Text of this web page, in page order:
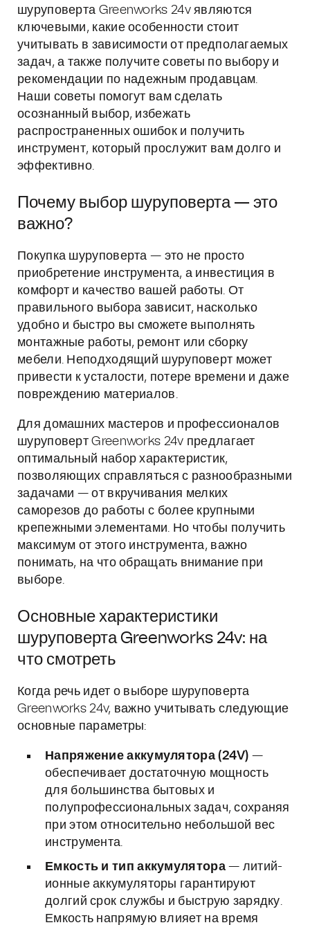
шуруповерта Greenworks 24v являются
ключевыми, какие особенности стоит
учитывать в зависимости от предполагаемых
задач, а также получите советы по выбору и
рекомендации по надежным продавцам.
Наши советы помогут вам сделать
осознанный выбор, избежать
распространенных ошибок и получить
инструмент, который прослужит вам долго и
эффективно.
Почему выбор шуруповерта — это
важно?
Покупка шуруповерта — это не просто
приобретение инструмента, а инвестиция в
комфорт и качество вашей работы. От
правильного выбора зависит, насколько
удобно и быстро вы сможете выполнять
монтажные работы, ремонт или сборку
мебели. Неподходящий шуруповерт может
привести к усталости, потере времени и даже
повреждению материалов.
Для домашних мастеров и профессионалов
шуруповерт Greenworks 24v предлагает
оптимальный набор характеристик,
позволяющих справляться с разнообразными
задачами — от вкручивания мелких
саморезов до работы с более крупными
крепежными элементами. Но чтобы получить
максимум от этого инструмента, важно
понимать, на что обращать внимание при
выборе.
Основные характеристики
шуруповерта Greenworks 24v: на
что смотреть
Когда речь идет о выборе шуруповерта
Greenworks 24v, важно учитывать следующие
основные параметры:
Напряжение аккумулятора (24V) —
обеспечивает достаточную мощность
для большинства бытовых и
полупрофессиональных задач, сохраняя
при этом относительно небольшой вес
инструмента.
Емкость и тип аккумулятора— литий-
ионные аккумуляторы гарантируют
долгий срок службы и быструю зарядку.
Емкость напрямую влияет на время